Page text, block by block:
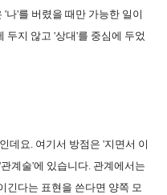
나'를 버렸을 때만 가능한 일이
두지 않고 '상대'를 중심에 두었
데요. 여기서 방점은 '지면서 이
계술'에 있습니다. 관계에서는
긴다는 표현을 쓴다면 양쪽 모